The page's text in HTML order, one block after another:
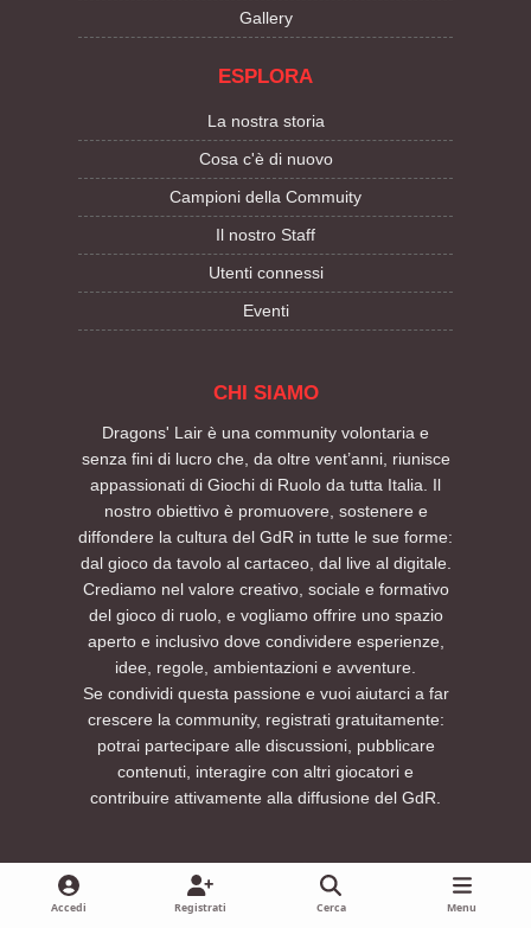
Gallery
ESPLORA
La nostra storia
Cosa c'è di nuovo
Campioni della Commuity
Il nostro Staff
Utenti connessi
Eventi
CHI SIAMO
Dragons' Lair è una community volontaria e
senza fini di lucro che, da oltre vent’anni, riunisce
appassionati di Giochi di Ruolo da tutta Italia. Il
nostro obiettivo è promuovere, sostenere e
diffondere la cultura del GdR in tutte le sue forme:
dal gioco da tavolo al cartaceo, dal live al digitale.
Crediamo nel valore creativo, sociale e formativo
del gioco di ruolo, e vogliamo offrire uno spazio
aperto e inclusivo dove condividere esperienze,
idee, regole, ambientazioni e avventure.
Se condividi questa passione e vuoi aiutarci a far
crescere la community, registrati gratuitamente:
potrai partecipare alle discussioni, pubblicare
contenuti, interagire con altri giocatori e
contribuire attivamente alla diffusione del GdR.
Accedi Registrati Cerca Menu